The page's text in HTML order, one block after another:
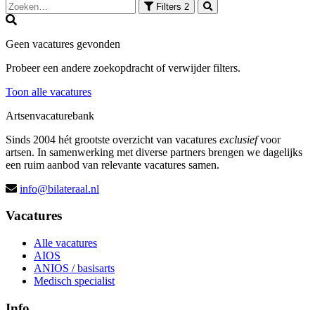
Filters 2
Geen vacatures gevonden
Probeer een andere zoekopdracht of verwijder filters.
Toon alle vacatures
Artsenvacaturebank
Sinds 2004 hét grootste overzicht van vacatures exclusiefvoor
artsen. In samenwerking met diverse partners brengen we dagelijks
een ruim aanbod van relevante vacatures samen.
info@bilateraal.nl
Vacatures
Alle vacatures
AIOS
ANIOS / basisarts
Medisch specialist